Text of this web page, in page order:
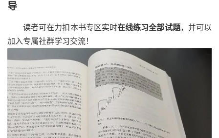
导
读者可在力扣本书专区实时在线练习全部试题，并可以
加入专属社群学习交流！